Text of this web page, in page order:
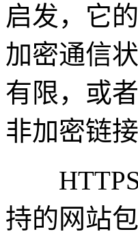
启发，它
加密通信
有限，或
非加密链接
HTTPS
持的网站